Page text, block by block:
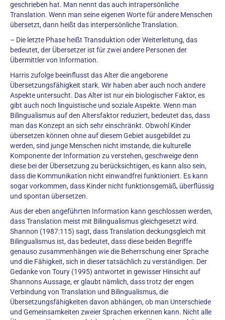
geschrieben hat. Man nennt das auch intrapersönliche
Translation. Wenn man seine eigenen Worte für andere Menschen
übersetzt, dann heißt das interpersönliche Translation.
– Die letzte Phase heißt Transduktion oder Weiterleitung, das
bedeutet, der Übersetzer ist für zwei andere Personen der
Übermittler von Information.
Harris zufolge beeinflusst das Alter die angeborene
Übersetzungsfähigkeit stark. Wir haben aber auch noch andere
Aspekte untersucht. Das Alter ist nur ein biologischer Faktor, es
gibt auch noch linguistische und soziale Aspekte. Wenn man
Bilingualismus auf den Altersfaktor reduziert, bedeutet das, dass
man das Konzept an sich sehr einschränkt. Obwohl Kinder
übersetzen können ohne auf diesem Gebiet ausgebildet zu
werden, sind junge Menschen nicht imstande, die kulturelle
Komponente der Information zu verstehen, geschweige denn
diese bei der Übersetzung zu berücksichtigen, es kann also sein,
dass die Kommunikation nicht einwandfrei funktioniert. Es kann
sogar vorkommen, dass Kinder nicht funktionsgemäß, überflüssig
und spontan übersetzen.
Aus der eben angeführten Information kann geschlossen werden,
dass Translation meist mit Bilingualismus gleichgesetzt wird.
Shannon (1987:115) sagt, dass Translation deckungsgleich mit
Bilingualismus ist, das bedeutet, dass diese beiden Begriffe
genauso zusammenhängen wie die Beherrschung einer Sprache
und die Fähigkeit, sich in dieser tatsächlich zu verständigen. Der
Gedanke von Toury (1995) antwortet in gewisser Hinsicht auf
Shannons Aussage, er glaubt nämlich, dass trotz der engen
Verbindung von Translation und Bilingualismus, die
Übersetzungsfähigkeiten davon abhängen, ob man Unterschiede
und Gemeinsamkeiten zweier Sprachen erkennen kann. Nicht alle